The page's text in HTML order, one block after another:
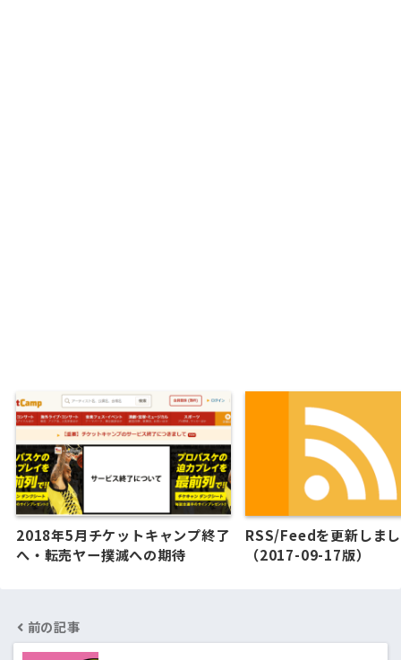
2018年5月チケットキャンプ終了
へ・転売ヤー撲滅への期待
RSS/Feedを更新しま
（2017-09-17版）
前の記事